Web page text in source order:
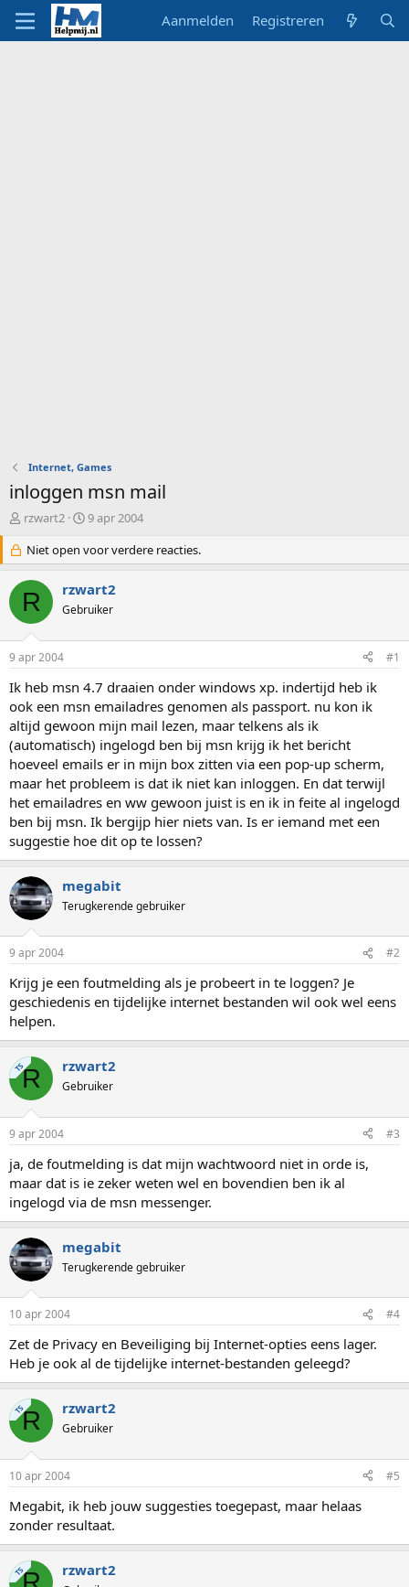
Aanmelden Registreren
Internet, Games
inloggen msn mail
O
d
e
r
w
e
s
t
a
r
t
e
r
rzwart2
S
a
r
d
a
m
9 apr 2004
Niet open voor verdere reacties.
R rzwart2
Gebruiker
9 apr 2004 #1
Ik heb msn 4.7 draaien onder windows xp. indertijd heb ik
ook een msn emailadres genomen als passport. nu kon ik
altijd gewoon mijn mail lezen, maar telkens als ik
(automatisch) ingelogd ben bij msn krijg ik het bericht
hoeveel emails er in mijn box zitten via een pop-up scherm,
maar het probleem is dat ik niet kan inloggen. En dat terwijl
het emailadres en ww gewoon juist is en ik in feite al ingelogd
ben bij msn. Ik bergijp hier niets van. Is er iemand met een
suggestie hoe dit op te lossen?
megabit
Terugkerende gebruiker
9 apr 2004 #2
Krijg je een foutmelding als je probeert in te loggen? Je
geschiedenis en tijdelijke internet bestanden wil ook wel eens
helpen.
TSR rzwart2
Gebruiker
9 apr 2004 #3
ja, de foutmelding is dat mijn wachtwoord niet in orde is,
maar dat is ie zeker weten wel en bovendien ben ik al
ingelogd via de msn messenger.
megabit
Terugkerende gebruiker
10 apr 2004 #4
Zet de Privacy en Beveiliging bij Internet-opties eens lager.
Heb je ook al de tijdelijke internet-bestanden geleegd?
TSR rzwart2
Gebruiker
10 apr 2004 #5
Megabit, ik heb jouw suggesties toegepast, maar helaas
zonder resultaat.
TS rzwart2